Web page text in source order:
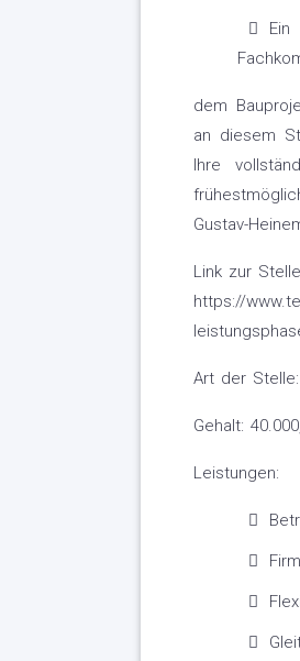
dem
an diesem
Ihre
Gustav-
Link zur
https://
Art der
Gehalt:
Leistungen: